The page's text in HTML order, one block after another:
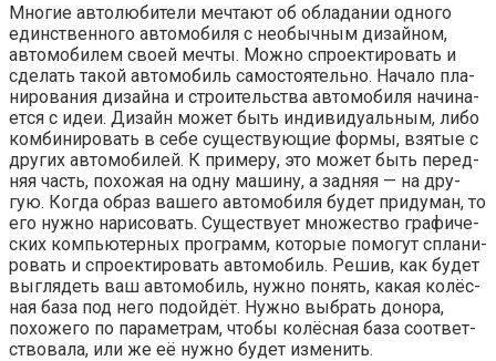
Мно­гие авто­лю­би­те­ли меч­та­ют об обла­да­нии одно­го
един­ствен­но­го авто­мо­би­ля с необыч­ным дизай­ном,
авто­мо­би­лем сво­ей меч­ты. Мож­но спро­ек­ти­ро­вать и
сде­лать такой авто­мо­биль само­сто­я­тель­но. Нача­ло пла­
ни­ро­ва­ния дизай­на и стро­и­тель­ства авто­мо­би­ля начи­на­
ет­ся с идеи. Дизайн может быть инди­ви­ду­аль­ным, либо
ком­би­ни­ро­вать в себе суще­ству­ю­щие фор­мы, взя­тые с
дру­гих авто­мо­би­лей. К при­ме­ру, это может быть перед­
няя часть, похо­жая на одну маши­ну, а зад­няя — на дру­
гую. Когда образ ваше­го авто­мо­би­ля будет при­ду­ман, то
его нуж­но нари­со­вать. Суще­ству­ет мно­же­ство гра­фи­че­
ских ком­пью­тер­ных про­грамм, кото­рые помо­гут спла­ни­
ро­вать и спро­ек­ти­ро­вать авто­мо­биль. Решив, как будет
выгля­деть ваш авто­мо­биль, нуж­но понять, какая колёс­
ная база под него подой­дёт. Нуж­но выбрать доно­ра,
похо­же­го по пара­мет­рам, что­бы колёс­ная база соот­вет­
ство­ва­ла, или же её нуж­но будет изменить.